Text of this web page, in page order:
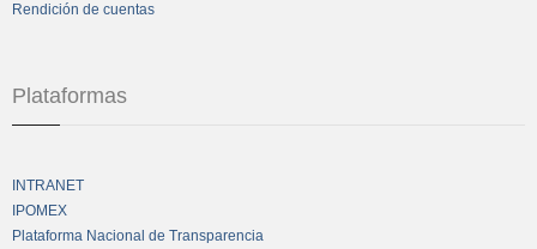
Rendición de cuentas
Plataformas
INTRANET
IPOMEX
Plataforma Nacional de Transparencia